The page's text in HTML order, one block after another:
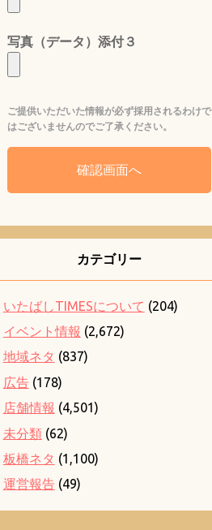
写真（データ）添付３
ご提供いただいた情報が必ず採用されるわけで
はございませんのでご了承ください。
カテゴリー
いたばしTIMESについて (204)
イベント情報 (2,672)
地域ネタ (837)
広告(178)
店舗情報 (4,501)
未分類(62)
板橋ネタ (1,100)
運営報告(49)